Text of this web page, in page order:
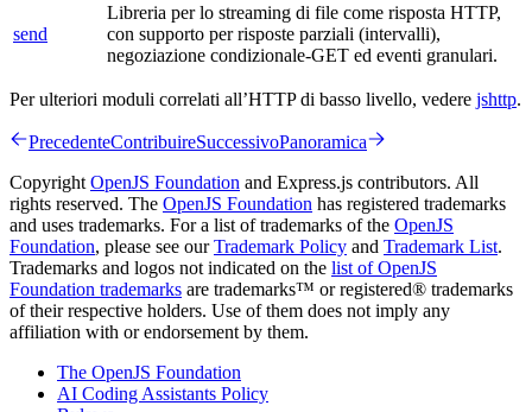
send
Libreria per lo streaming di file come risposta HTTP,
con supporto per risposte parziali (intervalli),
negoziazione condizionale-GET ed eventi granulari.
Per ulteriori moduli correlati all’HTTP di basso livello, vedere jshttp.
PrecedenteContribuireSuccessivoPanoramica
Copyright OpenJS Foundation and Express.js contributors. All
rights reserved. The OpenJS Foundation has registered trademarks
and uses trademarks. For a list of trademarks of the OpenJS
Foundation, please see ourTrademark Policy and Trademark List.
Trademarks and logos not indicated on the list of OpenJS
Foundation trademarks are trademarks™ or registered® trademarks
of their respective holders. Use of them does not imply any
affiliation with or endorsement by them.
The OpenJS Foundation
AI Coding Assistants Policy